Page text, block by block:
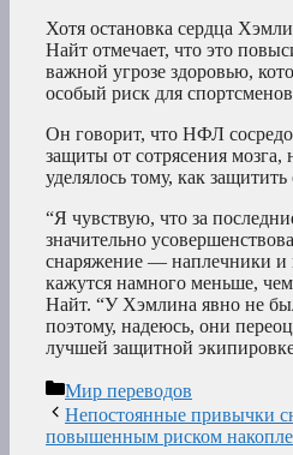
Хотя остановка сердца
Найт отмечает, что это
важной угрозе здоровью,
особый риск для
Он говорит, что НФЛ
защиты от сотрясения
уделялось тому, как
“Я чувствую, что за
значительно
снаряжение — наплечники и
кажутся намного меньше,
Найт. “У Хэмлина явно не
поэтому, надеюсь, они
лучшей защитной
Рубрики
Мир переводов
Непостоянные привычки
повышенным риском